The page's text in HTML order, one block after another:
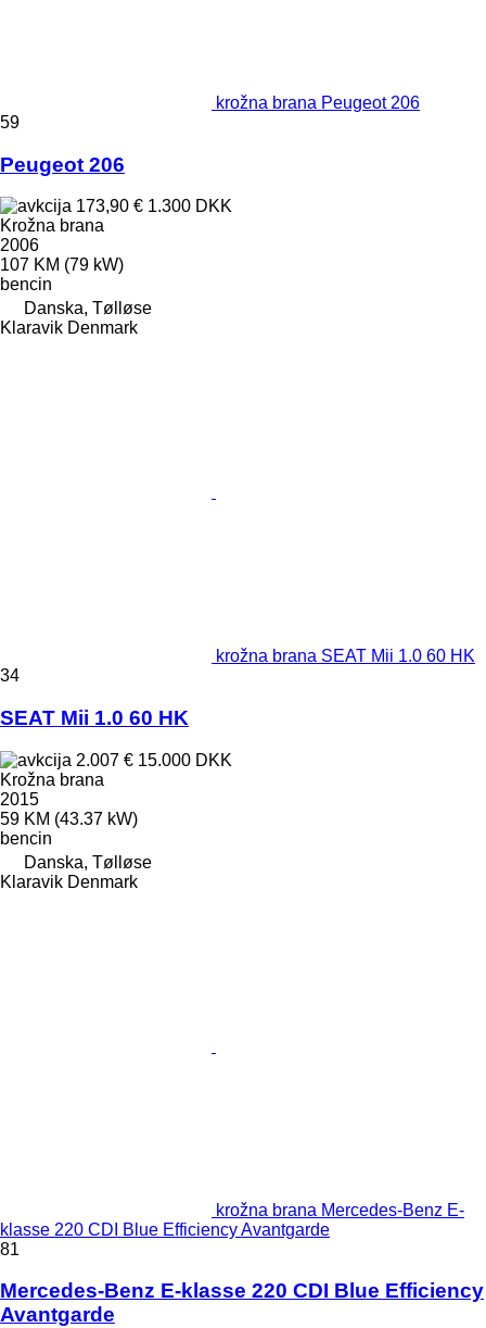
krožna brana Peugeot 206
59
Peugeot 206
173,90 € 1.300 DKK
Krožna brana
2006
107 KM (79 kW)
bencin
Danska, Tølløse
Klaravik Denmark
krožna brana SEAT Mii 1.0 60 HK
34
SEAT Mii 1.0 60 HK
2.007 € 15.000 DKK
Krožna brana
2015
59 KM (43.37 kW)
bencin
Danska, Tølløse
Klaravik Denmark
krožna brana Mercedes-Benz E-
klasse 220 CDI Blue Efficiency Avantgarde
81
Mercedes-Benz E-klasse 220 CDI Blue Efficiency
Avantgarde